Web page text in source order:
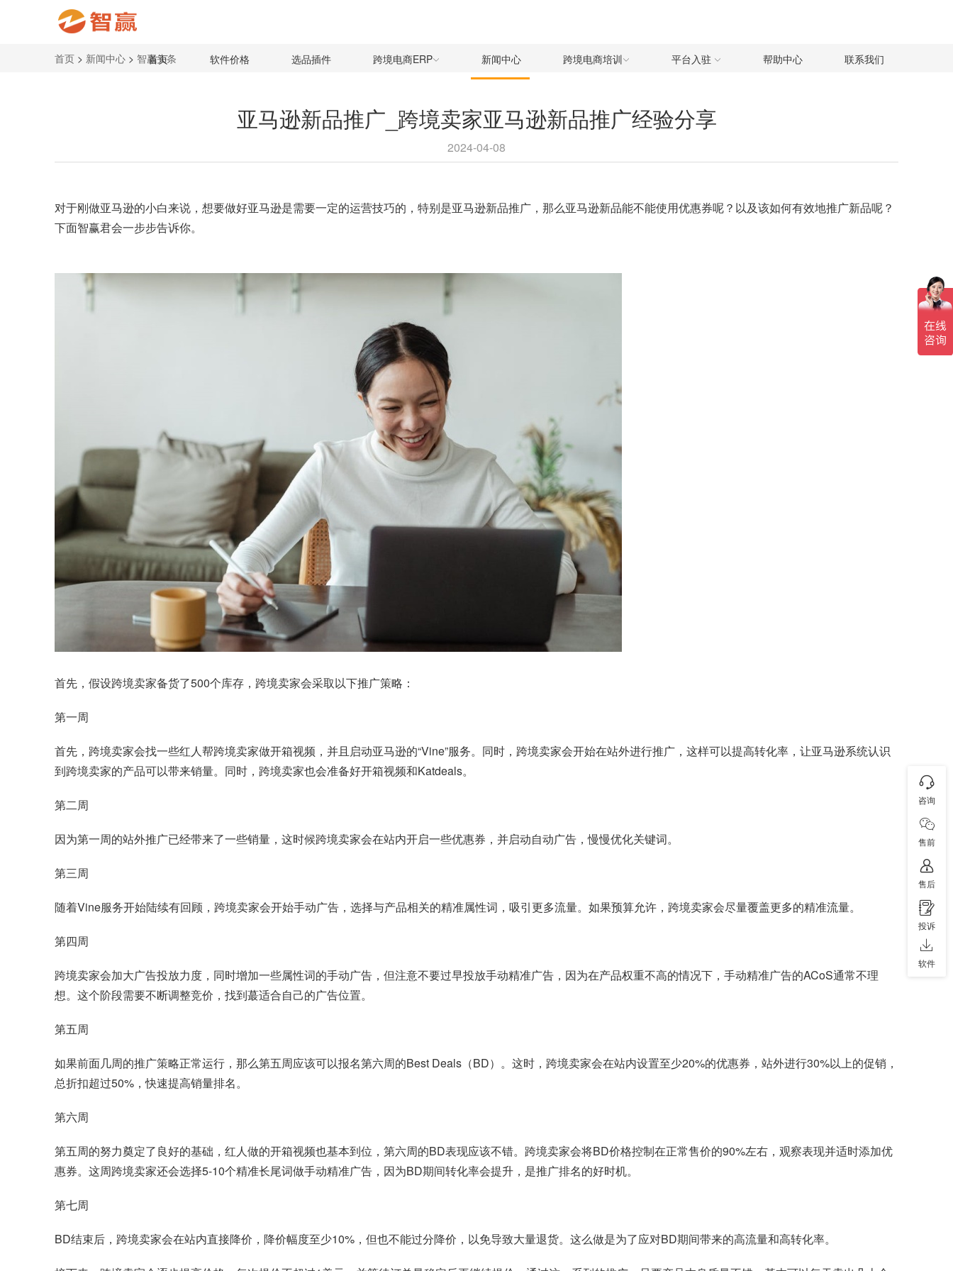
首页 软件价格 选品插件 跨境电商ERP 新闻中心 跨境电商培训 平台入驻 帮助中心 联系我们
首页 > 新闻中心 > 智赢头条
亚马逊新品推广_跨境卖家亚马逊新品推广经验分享
2024-04-08
对于刚做亚马逊的小白来说，想要做好亚马逊是需要一定的运营技巧的，特别是亚马逊新品推广 ，那么亚马逊新品能不能使用优惠券呢？以及该如何有效地推广新品呢？
下面智赢君会一步步告诉你。
首先，假设跨境卖家备货了500个库存，跨境卖家会采取以下推广策略：
第一周
首先，跨境卖家会找一些红人帮跨境卖家做开箱视频，并且启动亚马逊的“Vine”服务。同时，跨境卖家会开始在站外进行推广，这样可以提高转化率，让亚马逊系统认识
到跨境卖家的产品可以带来销量。同时，跨境卖家也会准备好开箱视频和Katdeals。
第二周
因为第一周的站外推广已经带来了一些销量，这时候跨境卖家会在站内开启一些优惠券，并启动自动广告，慢慢优化关键词。
第三周
随着Vine服务开始陆续有回顾，跨境卖家会开始手动广告，选择与产品相关的精准属性词，吸引更多流量。如果预算允许，跨境卖家会尽量覆盖更多的精准流量。
第四周
跨境卖家会加大广告投放力度，同时增加一些属性词的手动广告，但注意不要过早投放手动精准广告，因为在产品权重不高的情况下，手动精准广告的ACoS通常不理
想。这个阶段需要不断调整竞价，找到蕞适合自己的广告位置。
第五周
如果前面几周的推广策略正常运行，那么第五周应该可以报名第六周的Best Deals（BD）。这时，跨境卖家会在站内设置至少20%的优惠券，站外进行30%以上的促销，
总折扣超过50%，快速提高销量排名。
第六周
第五周的努力奠定了良好的基础，红人做的开箱视频也基本到位，第六周的BD表现应该不错。跨境卖家会将BD价格控制在正常售价的90%左右，观察表现并适时添加优
惠券。这周跨境卖家还会选择5-10个精准长尾词做手动精准广告，因为BD期间转化率会提升，是推广排名的好时机。
第七周
BD结束后，跨境卖家会在站内直接降价，降价幅度至少10%，但也不能过分降价，以免导致大量退货。这么做是为了应对BD期间带来的高流量和高转化率。
咨询
售前
售后
投诉
软件